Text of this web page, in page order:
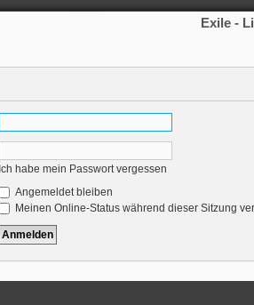
Exile -
Ich habe mein Passwort vergessen
Angemeldet bleiben
Meinen Online-Status während dieser Sitzung